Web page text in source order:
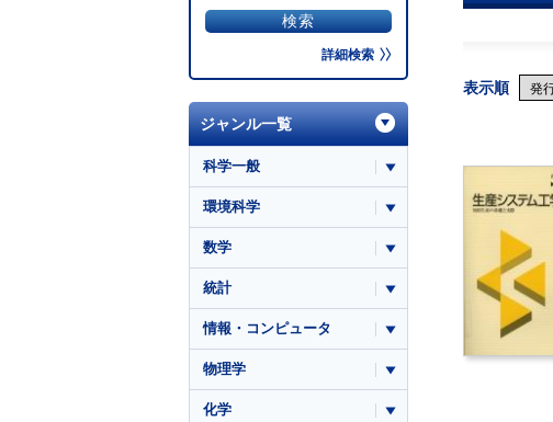
詳細検索
表示順
ジャンル一覧
科学一般
環境科学
数学
統計
情報・コンピュータ
物理学
化学